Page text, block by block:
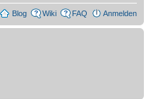
Blog Wiki FAQ Anmelden